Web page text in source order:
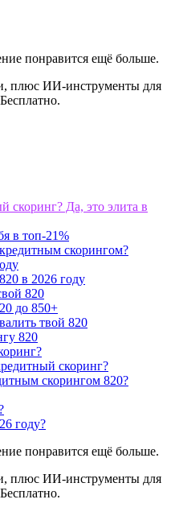
понравится ещё больше.
плюс ИИ-инструменты для
скоринг? Да, это элита в
в топ-21%
скорингом?
в 2026 году
820
до 850+
твой 820
820
скоринг?
скорингом 820?
году?
понравится ещё больше.
плюс ИИ-инструменты для